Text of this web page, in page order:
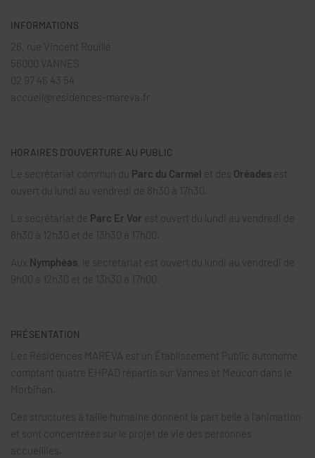
INFORMATIONS
26, rue Vincent Rouillé
56000 VANNES
02 97 46 43 54
accueil@residences-mareva.fr
HORAIRES D’OUVERTURE AU PUBLIC
Le secrétariat commun du Parc du Carmel et des Oréades est
ouvert du lundi au vendredi de 8h30 à 17h30.
Le secrétariat de Parc Er Vor est ouvert du lundi au vendredi de
8h30 à 12h30 et de 13h30 à 17h00.
Aux Nymphéas , le secrétariat est ouvert du lundi au vendredi de
9h00 à 12h30 et de 13h30 à 17h00.
PRÉSENTATION
Les Résidences MAREVA est un Établissement Public autonome
comptant quatre EHPAD répartis sur Vannes et Meucon dans le
Morbihan.
Ces structures à taille humaine donnent la part belle à l’animation
et sont concentrées sur le projet de vie des personnes
accueillies.